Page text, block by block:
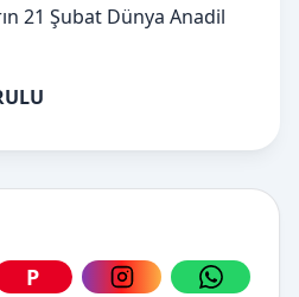
21 Şubat Dünya Anadil
P